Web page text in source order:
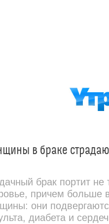
в браке
брак портит не
причем больше
они
диабета и